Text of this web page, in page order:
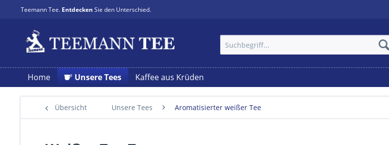
Teemann Tee. Entdecken Sie den Unterschied.
Home Unsere Tees Kaffee aus Krüden
Übersicht Unsere Tees Aromatisierter weißer Tee